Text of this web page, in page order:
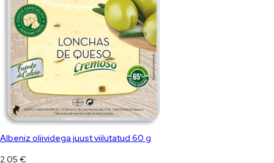
Albeniz oliividega juust viilutatud 60 g
2.05 €